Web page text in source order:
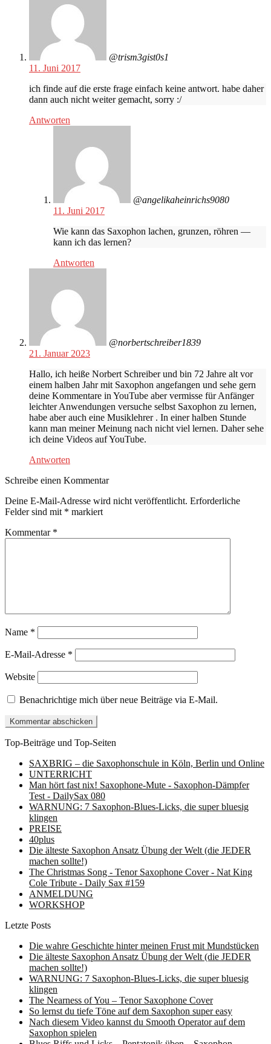
@trism3gist0s1
11. Juni 2017
ich finde auf die erste frage einfach keine antwort. habe daher
dann auch nicht weiter gemacht, sorry :/
Antworten
@angelikaheinrichs9080
11. Juni 2017
Wie kann das Saxophon lachen, grunzen, röhren —
kann ich das lernen?
Antworten
@norbertschreiber1839
21. Januar 2023
Hallo, ich heiße Norbert Schreiber und bin 72 Jahre alt vor
einem halben Jahr mit Saxophon angefangen und sehe gern
deine Kommentare in YouTube aber vermisse für Anfänger
leichter Anwendungen versuche selbst Saxophon zu lernen,
habe aber auch eine Musiklehrer . In einer halben Stunde
kann man meiner Meinung nach nicht viel lernen. Daher sehe
ich deine Videos auf YouTube.
Antworten
Schreibe einen Kommentar
Deine E-Mail-Adresse wird nicht veröffentlicht. Erforderliche
Felder sind mit * markiert
Kommentar *
Name *
E-Mail-Adresse *
Website
Benachrichtige mich über neue Beiträge via E-Mail.
Top-Beiträge und Top-Seiten
SAXBRIG – die Saxophonschule in Köln, Berlin und Online
UNTERRICHT
Man hört fast nix! Saxophone-Mute - Saxophon-Dämpfer
Test - DailySax 080
WARNUNG: 7 Saxophon-Blues-Licks, die super bluesig
klingen
PREISE
40plus
Die älteste Saxophon Ansatz Übung der Welt (die JEDER
machen sollte!)
The Christmas Song - Tenor Saxophone Cover - Nat King
Cole Tribute - Daily Sax #159
ANMELDUNG
WORKSHOP
Letzte Posts
Die wahre Geschichte hinter meinen Frust mit Mundstücken
Die älteste Saxophon Ansatz Übung der Welt (die JEDER
machen sollte!)
WARNUNG: 7 Saxophon-Blues-Licks, die super bluesig
klingen
The Nearness of You – Tenor Saxophone Cover
So lernst du tiefe Töne auf dem Saxophon super easy
Nach diesem Video kannst du Smooth Operator auf dem
Saxophon spielen